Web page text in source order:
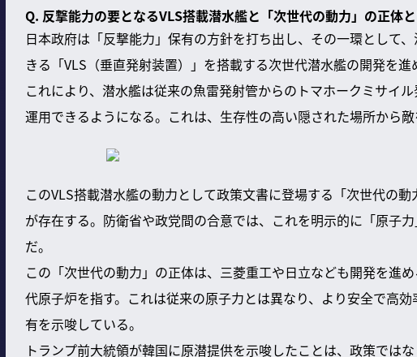
Q. 反撃能力の要となるVLS搭載潜水艦と「次世代の動力」の正体
日本政府は「反撃能力」保有の方針を打ち出し、その一環として
きる「VLS（垂直発射装置）」を搭載する次世代潜水艦の開発を進
これにより、潜水艦は従来の魚雷発射管からのトマホークミサイ
運用できるようになる。これは、生存性の高い隠された場所から敵
このVLS搭載潜水艦の動力として政策文書に登場する「次世代の
が存在する。防衛省や政党間の合意では、これを明示的に「原子
だ。
この「次世代の動力」の正体は、三菱重工や日立なども開発を進
代原子炉を指す。これは従来の原子力とは異なり、より安全で高
有を示唆している。
トランプ前大統領が韓国に原潜提供を示唆したことは、政策では